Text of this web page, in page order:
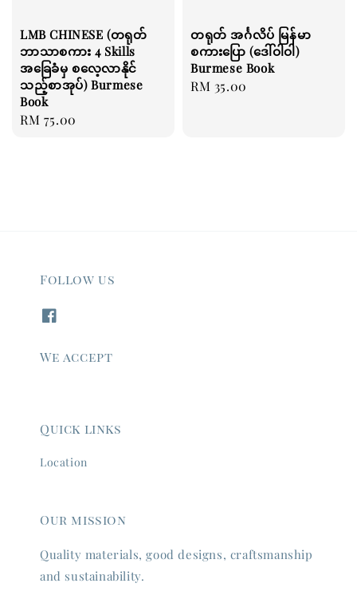
LMB CHINESE (တရုတ်
ဘာသာစကား 4 Skills
အခြေခံမှ စလေ့လာနိုင်
သည့်စာအုပ်) Burmese
Book
Regular
RM 75.00
တရုတ် အင်္ဂလိပ် မြန်မာ
စကားပြော (ဒေါ်ဝါဝါ)
Burmese Book
Regular
RM 35.00
Follow us
We accept
Quick links
Location
Our mission
Quality materials, good designs, craftsmanship
and sustainability.